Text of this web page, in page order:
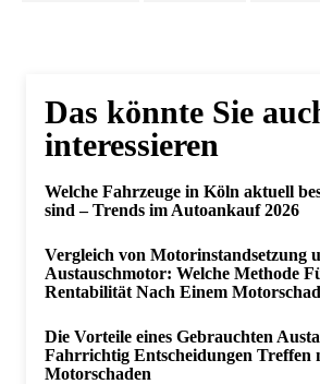
Das könnte Sie
interessieren
Welche Fahrzeuge in Köln aktuell
sind – Trends im Autoankauf 2026
Vergleich von Motorinstandsetzung
Austauschmotor: Welche Methode
Rentabilität Nach Einem
Die Vorteile eines Gebrauchten
Fahrrichtig Entscheidungen Treffen
Motorschaden